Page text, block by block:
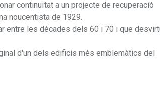
continuïtat a un projecte de recuperació
noucentista de 1929.
entre les dècades dels 60 i 70 i que
d'un dels edificis més emblemàtics del